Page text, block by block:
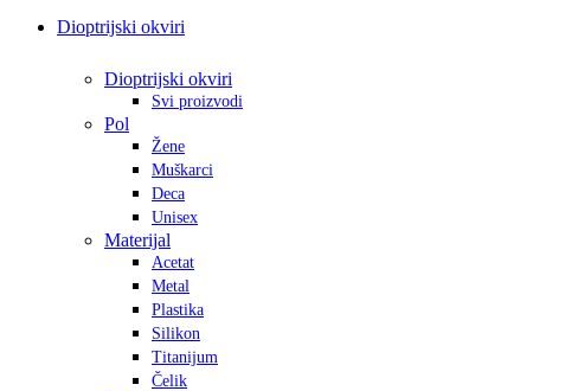
Dioptrijski okviri
Dioptrijski okviri
Svi proizvodi
Pol
Žene
Muškarci
Deca
Unisex
Materijal
Acetat
Metal
Plastika
Silikon
Titanijum
Čelik